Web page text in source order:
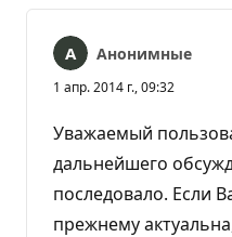
Анонимные
1 апр. 2014 г., 09:32
Уважаемый
дальнейшего
последовало. Если
прежнему